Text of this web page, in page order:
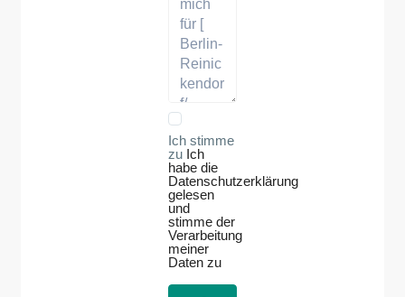
Ich stimme
zu Ich
habe die
Datenschutzerklärung
gelesen
und
stimme der
Verarbeitung
meiner
Daten zu